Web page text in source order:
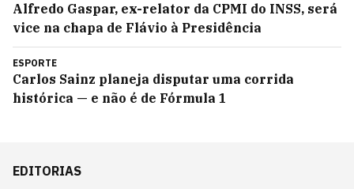
Alfredo Gaspar, ex-relator da CPMI do INSS, será
vice na chapa de Flávio à Presidência
ESPORTE
Carlos Sainz planeja disputar uma corrida
histórica — e não é de Fórmula 1
EDITORIAS